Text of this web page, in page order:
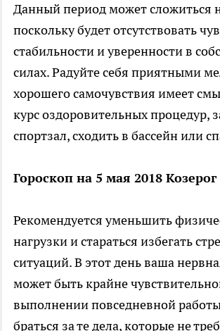
Данный период может сложиться
поскольку будет отсутствовать
стабильности и уверенности в
силах. Радуйте себя приятными
хорошего самочувствия имеет
курс оздоровительных процедур,
спортзал, сходить в бассейн или
Гороскоп на 5 мая 2018 Козерог
Рекомендуется уменьшить
нагрузки и стараться избегать
ситуаций. В этот день ваша
может быть крайне
выполнении повседневной работы
браться за те дела, которые не